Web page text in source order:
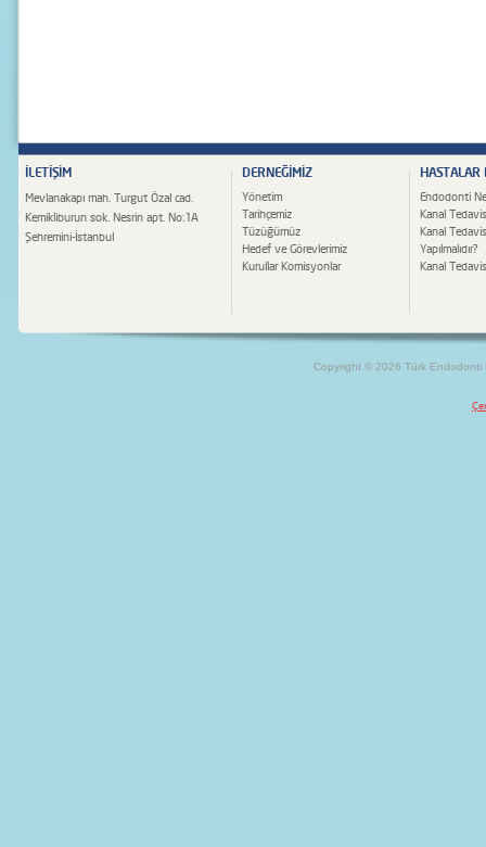
İLETİŞİM
Mevlanakapı mah. Turgut Özal cad.
Kemikliburun sok. Nesrin apt. No:1A
Şehremini-İstanbul
DERNEĞİMİZ
Yönetim
Tarihçemiz
Tüzüğümüz
Hedef ve Görevlerimiz
Kurullar Komisyonlar
HASTALAR
Endodonti
Kanal
Kanal
Yapılmalıdır?
Kanal
Copyright © 2026 Türk Endodonti